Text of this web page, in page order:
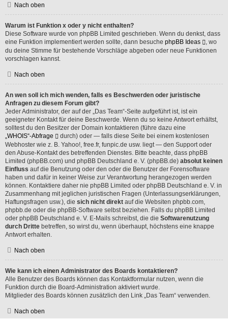
Nach oben
Warum ist Funktion x oder y nicht enthalten?
Diese Software wurde von phpBB Limited geschrieben. Wenn du denkst, dass
eine Funktion implementiert werden sollte, dann besuche phpBB Ideas
, wo
du deine Stimme für bestehende Vorschläge abgeben oder neue Funktionen
vorschlagen kannst.
Nach oben
An wen soll ich mich wenden, falls es Beschwerden oder juristische
Anfragen zu diesem Forum gibt?
Jeder Administrator, der auf der „Das Team“-Seite aufgeführt ist, ist ein
geeigneter Kontakt für deine Beschwerde. Wenn du so keine Antwort erhältst,
solltest du den Besitzer der Domain kontaktieren (führe dazu eine
„WHOIS“-Abfrage
durch) oder — falls diese Seite bei einem kostenlosen
Webhoster wie z. B. Yahoo!, free.fr, funpic.de usw. liegt — den Support oder
den Abuse-Kontakt des betreffenden Dienstes. Bitte beachte, dass phpBB
Limited (phpBB.com) und phpBB Deutschland e. V. (phpBB.de) absolut keinen
Einfluss auf die Benutzung oder den oder die Benutzer der Forensoftware
haben und dafür in keiner Weise zur Verantwortung herangezogen werden
können. Kontaktiere daher nie phpBB Limited oder phpBB Deutschland e. V. in
Zusammenhang mit jeglichen juristischen Fragen (Unterlassungserklärungen,
Haftungsfragen usw.), die sich nicht direkt auf die Websiten phpbb.com,
phpbb.de oder die phpBB-Software selbst beziehen. Falls du phpBB Limited
oder phpBB Deutschland e. V. E-Mails schreibst, die die Softwarenutzung
durch Dritte betreffen, so wirst du, wenn überhaupt, höchstens eine knappe
Antwort erhalten.
Nach oben
Wie kann ich einen Administrator des Boards kontaktieren?
Alle Benutzer des Boards können das Kontaktformular nutzen, wenn die
Funktion durch die Board-Administration aktiviert wurde.
Mitglieder des Boards können zusätzlich den Link „Das Team“ verwenden.
Nach oben